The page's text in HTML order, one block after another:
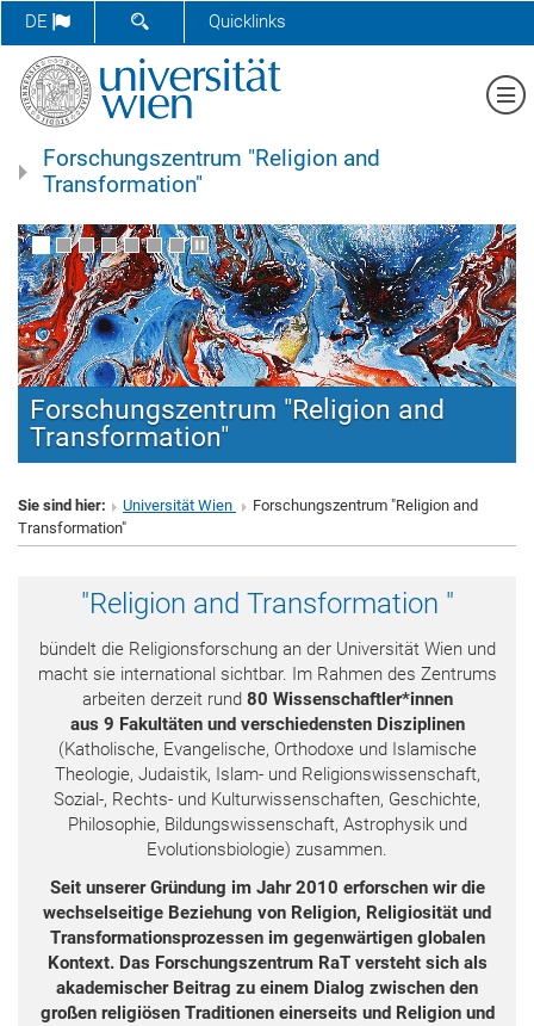
DE SUCHFORMULAR ÖFFNEN
Quicklinks
Forschungszentrum "Religion and
Transformation"
Forschungszentrum "Religion and
Transformation"
Neue Publikation: RaT-Reihe Band
42:From Trust to Hope. How YHWH
Draws Near in Times of Trauma von
Lisa Achataler
Sie sind hier: Universität Wien
Forschungszentrum "Religion and
Transformation"
"Religion and Transformation "
bündelt die Religionsforschung an der Universität Wien und
macht sie international sichtbar. Im Rahmen des Zentrums
arbeiten derzeit rund 80 Wissenschaftler*innen
aus 9 Fakultäten und verschiedensten Disziplinen
(Katholische, Evangelische, Orthodoxe und Islamische
Theologie, Judaistik, Islam- und Religionswissenschaft,
Sozial-, Rechts- und Kulturwissenschaften, Geschichte,
Philosophie, Bildungswissenschaft, Astrophysik und
Evolutionsbiologie) zusammen.
Seit unserer Gründung im Jahr 2010 erforschen wir die
wechselseitige Beziehung von Religion, Religiosität und
Transformationsprozessen im gegenwärtigen globalen
Kontext. Das Forschungszentrum RaT versteht sich als
akademischer Beitrag zu einem Dialog zwischen den
großen religiösen Traditionen einerseits und Religion und